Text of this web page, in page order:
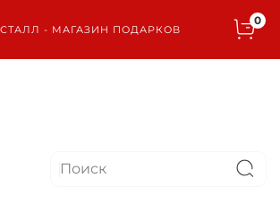
- МАГАЗИН ПОДАРКОВ
0